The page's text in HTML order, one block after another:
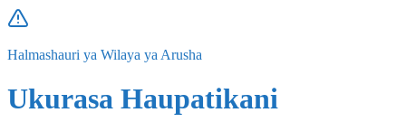
Halmashauri ya Wilaya ya Arusha
Ukurasa Haupatikani